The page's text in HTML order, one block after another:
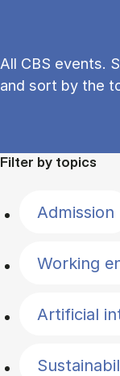
All CBS events.
and sort by the
Filter by topics
Admission
Working
Artificial